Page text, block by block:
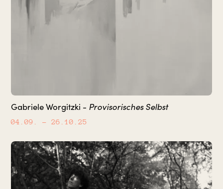
Gabriele Worgitzki - Provisorisches Selbst
04.09. – 26.10.25